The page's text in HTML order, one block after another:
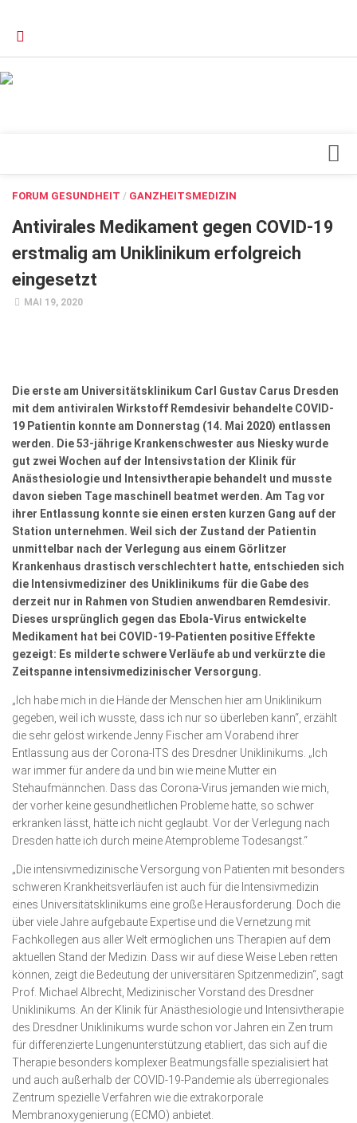
Blick ins Innere
Forschung
Herz & Kreislauf
Orthopädie
Schönheit & Wohlbefinden
Zahn, Mund, Kiefer
Forum Gesundheit
Allgemein
Sehen
Innovationen
Kampf gegen Krebs
Hören
Lebensart
FORUM GESUNDHEIT / GANZHEITSMEDIZIN
Antivirales Medikament gegen COVID-19
erstmalig am Uniklinikum erfolgreich
eingesetzt
MAI 19, 2020
Die erste am Universitätsklinikum Carl Gustav Carus Dresden
mit dem antiviralen Wirkstoff Remdesivir behandelte COVID-
19 Patientin konnte am Donnerstag (14. Mai 2020) entlassen
werden. Die 53-jährige Krankenschwester aus Niesky wurde
gut zwei Wochen auf der Intensivstation der Klinik für
Anästhesiologie und Intensivtherapie behandelt und musste
davon sieben Tage maschinell beatmet werden. Am Tag vor
ihrer Entlassung konnte sie einen ersten kurzen Gang auf der
Station unternehmen. Weil sich der Zustand der Patientin
unmittelbar nach der Verlegung aus einem Görlitzer
Krankenhaus drastisch verschlechtert hatte, entschieden sich
die Intensivmediziner des Uniklinikums für die Gabe des
derzeit nur in Rahmen von Studien anwendbaren Remdesivir.
Dieses ursprünglich gegen das Ebola-Virus entwickelte
Medikament hat bei COVID-19-Patienten positive Effekte
gezeigt: Es milderte schwere Verläufe ab und verkürzte die
Zeitspanne intensivmedizinischer Versorgung.
„Ich habe mich in die Hände der Menschen hier am Uniklinikum
gegeben, weil ich wusste, dass ich nur so überleben kann“, erzählt
die sehr gelöst wirkende Jenny Fischer am Vorabend ihrer
Entlassung aus der Corona-ITS des Dresdner Uniklinikums. „Ich
war immer für andere da und bin wie meine Mutter ein
Stehaufmännchen. Dass das Corona-Virus jemanden wie mich,
der vorher keine gesundheitlichen Probleme hatte, so schwer
erkranken lässt, hätte ich nicht geglaubt. Vor der Verlegung nach
Dresden hatte ich durch meine Atemprobleme Todesangst.“
„Die intensivmedizinische Versorgung von Patienten mit besonders
schweren Krankheitsverläufen ist auch für die Intensivmedizin
eines Universitätsklinikums eine große Herausforderung. Doch die
über viele Jahre aufgebaute Expertise und die Vernetzung mit
Fachkollegen aus aller Welt ermöglichen uns Therapien auf dem
aktuellen Stand der Medizin. Dass wir auf diese Weise Leben retten
können, zeigt die Bedeutung der universitären Spitzenmedizin“, sagt
Prof. Michael Albrecht, Medizinischer Vorstand des Dresdner
Uniklinikums. An der Klinik für Anästhesiologie und Intensivtherapie
des Dresdner Uniklinikums wurde schon vor Jahren ein Zen­ trum
für differenzierte Lungenunterstützung etabliert, das sich auf die
Therapie besonders komplexer Beatmungsfälle spezialisiert hat
und auch außerhalb der COVID-19-Pandemie als überregionales
Zentrum spezielle Verfahren wie die extrakorporale
Membranoxygenierung (ECMO) anbietet.